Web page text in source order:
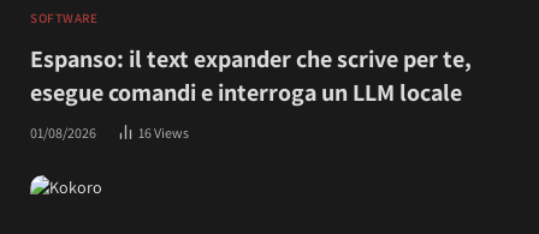
SOFTWARE
Espanso: il text expander che scrive per te,
esegue comandi e interroga un LLM locale
01/08/2026 16Views